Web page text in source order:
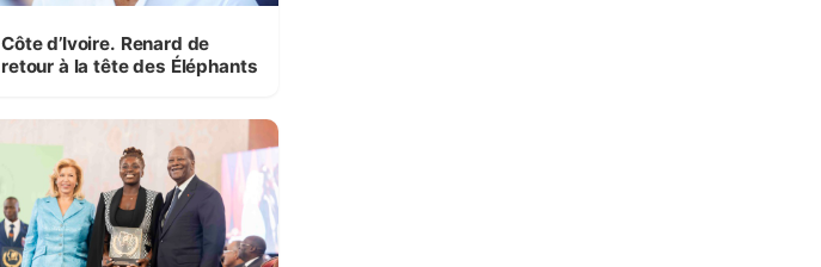
Côte d’Ivoire. Renard de
retour à la tête des Éléphants